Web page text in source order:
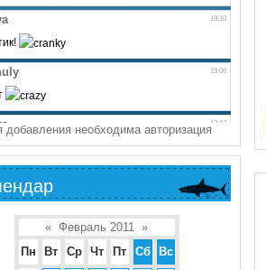
добавления необходима авторизация
« Февраль 2011 »
Пн
Вт Ср Чт Пт Сб
Вс